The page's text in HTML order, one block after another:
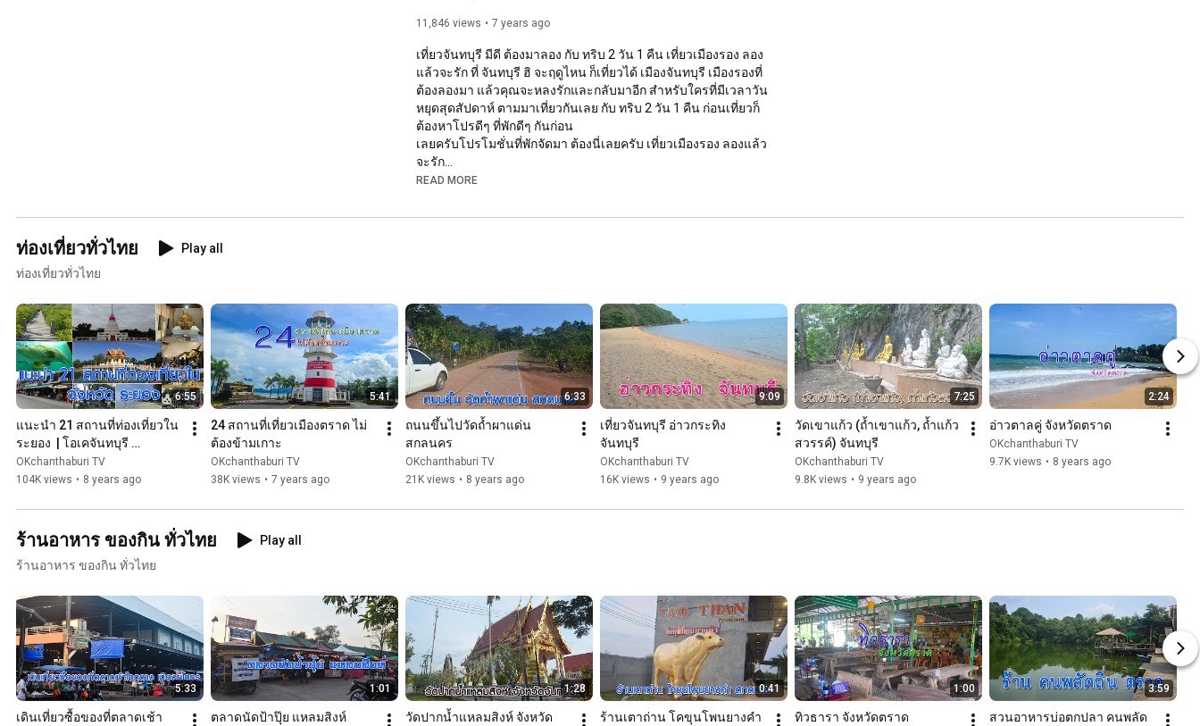
11,846 views 7 years ago
เที่ยวจันทบุรี มีดี ต้องมาลอง กับ ทริบ 2 วัน 1 คืน เที่ยวเมืองรอง ลอง
แล้วจะรัก ที่ จันทบุรี ฮิ จะฤดูไหน ก็เที่ยวได้ เมืองจันทบุรี เมืองรองที่
ต้องลองมา แล้วคุณจะหลงรักและกลับมาอีก สำหรับใครที่มีเวลาวัน
หยุดสุดสัปดาห์ ตามมาเที่ยวกันเลย กับ ทริบ 2 วัน 1 คืน ก่อนเที่ยวก็
ต้องหาโปรดีๆ ที่พักดีๆ กันก่อน
เลยครับโปรโมชั่นที่พักจัดมา ต้องนี่เลยครับ เที่ยวเมืองรอง ลองแล้ว
จะรัก
-เว็บไซต์ : www.okchanthaburi.com
-ชมคลิป : www.youtube.com/OKchanthaburiTV
-สนใจโฆษณาโทร : 065-0619-180 Line ID : @Okchanthaburi
#okchanthaburi #โอเคจันทบุรี
READ MORE
ท่องเที่ยวทั่วไทย
Play all
ท่องเที่ยวทั่วไทย
6:55
แนะนำ 21 สถานที่ท่องเที่ยวใน
ระยอง  | โอเคจันทบุรี
OKChanthaburi
OKchanthaburi TV
104K views • 8 years ago
5:41
24 สถานที่เที่ยวเมืองตราด ไม่
ต้องข้ามเกาะ
OKchanthaburi TV
38K views • 7 years ago
6:33
ถนนขึ้นไปวัดถ้ำผาแด่น
สกลนคร
OKchanthaburi TV
21K views • 8 years ago
9:09
เที่ยวจันทบุรี อ่าวกระทิง
จันทบุรี
OKchanthaburi TV
16K views • 9 years ago
7:25
วัดเขาแก้ว (ถ้ำเขาแก้ว, ถ้ำแก้ว
สวรรค์) จันทบุรี
OKchanthaburi TV
9.8K views • 9 years ago
2:24
อ่าวตาลคู่ จังหวัดตราด
OKchanthaburi TV
9.7K views • 8 years ago
ร้านอาหาร ของกิน ทั่วไทย
Play all
ร้านอาหาร ของกิน ทั่วไทย
5:33
เดินเที่ยวซื้อของที่ตลาดเช้า
1:01
ตลาดนัดป้าปุ๊ย แหลมสิงห์
1:28
วัดปากน้ำแหลมสิงห์ จังหวัด
0:41
ร้านเตาถ่าน โคขุนโพนยางคำ
1:00
ทิวธารา จังหวัดตราด
3:59
สวนอาหารบ่อตกปลา คนพลัด